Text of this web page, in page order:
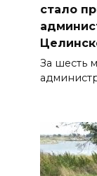
стало
За шесть